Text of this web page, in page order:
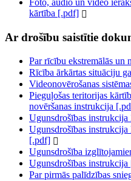
Foto, audio un video
kārtība [.pdf]
Ar drošību saistītie
Par rīcību ekstremālās un
Rīcība ārkārtas situāciju
Videonovērošanas
Pieguļošas teritorijas
novēršanas instrukcija
Ugunsdrošības
Ugunsdrošības instrukcija
[.pdf]
Ugunsdrošība
Ugunsdrošības
Par pirmās palīdzības